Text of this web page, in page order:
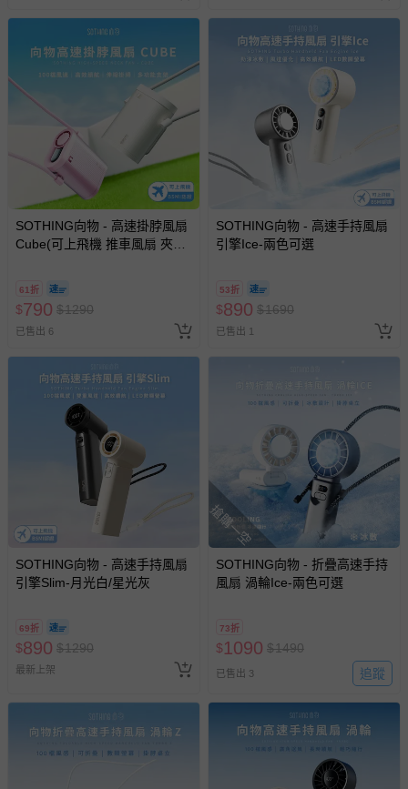
SOTHING向物 - 高速掛脖風扇
Cube(可上飛機 推車風扇 夾
61折
$790 $1290
已售出 6
SOTHING向物 - 高速手持風扇
引擎Ice-兩色可選
53折
$890 $1690
已售出 1
SOTHING向物 - 高速手持風扇
引擎Slim-月光白/星光灰
69折
$890 $1290
最新上架
搶購一空
SOTHING向物 - 折疊高速手持
風扇 渦輪Ice-兩色可選
73折
$1090 $1490
已售出 3 追蹤